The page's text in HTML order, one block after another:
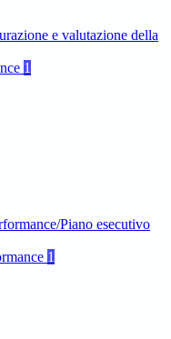
e valutazione della
1
Piano esecutivo
1